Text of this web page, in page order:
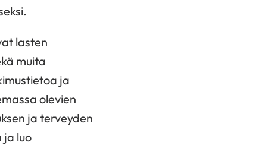
lasten
muita
ja
olevien
ja terveyden
ja luo